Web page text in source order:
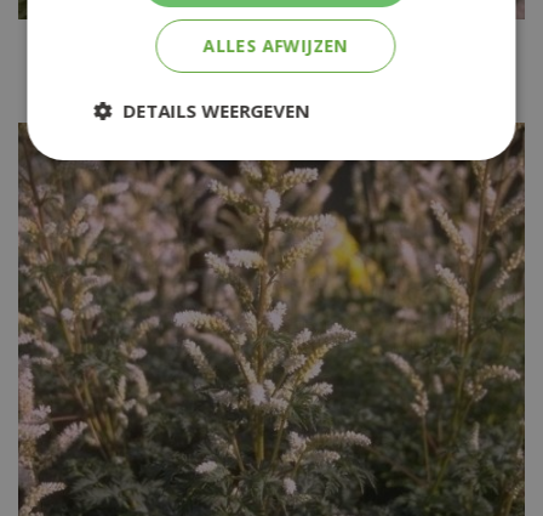
Geitenbaard
Aruncus dioicus 'Kneiffii'
ALLES AFWIJZEN
DETAILS WEERGEVEN